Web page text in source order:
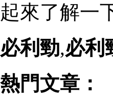
起來了解一
必利勁,必利
熱門文章：